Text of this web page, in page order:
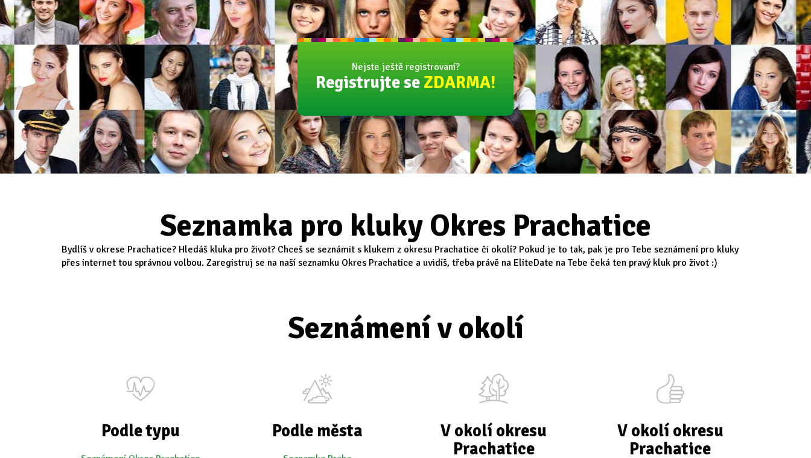
Nejste ještě registrovaní?
Registrujte se ZDARMA!
Seznamka pro kluky Okres Prachatice
Bydlíš v okrese Prachatice? Hledáš kluka pro život? Chceš se seznámit s klukem z okresu Prachatice či okolí? Pokud je to tak, pak je pro Tebe seznámení pro kluky
přes internet tou správnou volbou. Zaregistruj se na naší seznamku Okres Prachatice a uvidíš, třeba právě na EliteDate na Tebe čeká ten pravý kluk pro život :)
Seznámení v okolí
Podle typu Podle města
V okolí okresu
Prachatice
V okolí okresu
Prachatice